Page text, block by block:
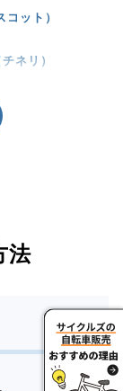
ット）
ネリ）
法